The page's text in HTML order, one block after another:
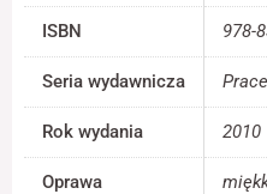
ISBN 978-
Seria wydawnicza
Rok wydania 2010
Oprawa